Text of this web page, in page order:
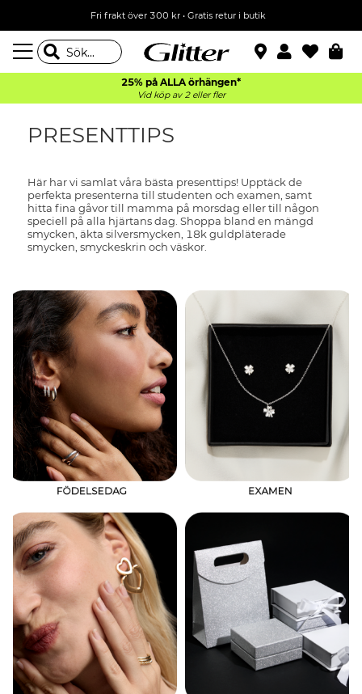
Fri frakt över 300 kr• Gratis retur i butik
25% på ALLA örhängen*
Vid köp av 2 eller fler
PRESENTTIPS
Här har vi samlat våra bästa presenttips! Upptäck de
perfekta presenterna till studenten och examen, samt
hitta fina gåvor till mamma på morsdag eller till någon
speciell på alla hjärtans dag. Shoppa bland en mängd
smycken, äkta silversmycken, 18k guldpläterade
smycken, smyckeskrin och väskor.